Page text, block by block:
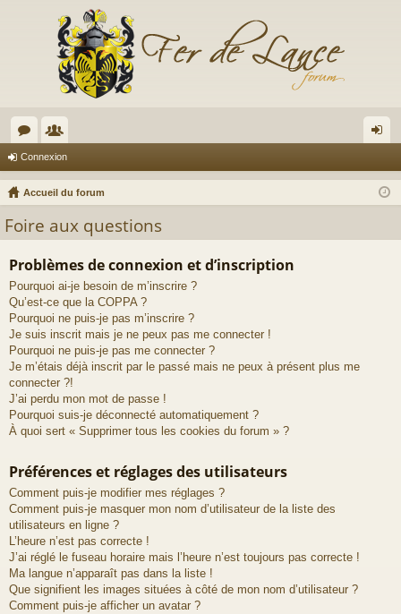
or
u
s
e
m
es
ne
on
Connexion
Accueil du forum
Foire aux questions
Problèmes de connexion et d’inscription
Pourquoi ai-je besoin de m’inscrire ?
Qu’est-ce que la COPPA ?
Pourquoi ne puis-je pas m’inscrire ?
Je suis inscrit mais je ne peux pas me connecter !
Pourquoi ne puis-je pas me connecter ?
Je m’étais déjà inscrit par le passé mais ne peux à présent plus me
connecter ?!
J’ai perdu mon mot de passe !
Pourquoi suis-je déconnecté automatiquement ?
À quoi sert « Supprimer tous les cookies du forum » ?
Préférences et réglages des utilisateurs
Comment puis-je modifier mes réglages ?
Comment puis-je masquer mon nom d’utilisateur de la liste des
utilisateurs en ligne ?
L’heure n’est pas correcte !
J’ai réglé le fuseau horaire mais l’heure n’est toujours pas correcte !
Ma langue n’apparaît pas dans la liste !
Que signifient les images situées à côté de mon nom d’utilisateur ?
Comment puis-je afficher un avatar ?